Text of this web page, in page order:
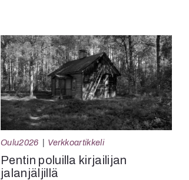
Oulu2026 Verkkoartikkeli
Pentin poluilla kirjailijan
jalanjäljillä